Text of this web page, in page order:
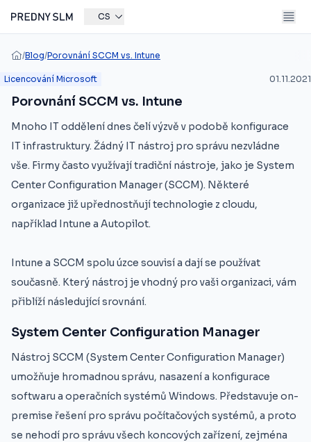
CS
/Blog/Porovnání SCCM vs. Intune
Licencování Microsoft 01.11.2021
Porovnání SCCM vs. Intune
Mnoho IT oddělení dnes čelí výzvě v podobě konfigurace
IT infrastruktury. Žádný IT nástroj pro správu nezvládne
vše. Firmy často využívají tradiční nástroje, jako je System
Center Configuration Manager (SCCM). Některé
organizace již upřednostňují technologie z cloudu,
například Intune a Autopilot.
Intune a SCCM spolu úzce souvisí a dají se používat
současně. Který nástroj je vhodný pro vaši organizaci, vám
přiblíží následující srovnání.
System Center Configuration Manager
Nástroj SCCM (System Center Configuration Manager)
umožňuje hromadnou správu, nasazení a konfigurace
softwaru a operačních systémů Windows. Představuje on-
premise řešení pro správu počítačových systémů, a proto
se nehodí pro správu všech koncových zařízení, zejména